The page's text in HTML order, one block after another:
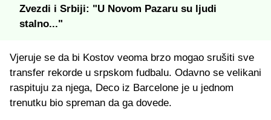
Zvezdi i Srbiji: "U Novom Pazaru su ljudi
stalno..."
Vjeruje se da bi Kostov veoma brzo mogao srušiti sve
transfer rekorde u srpskom fudbalu. Odavno se velikani
raspituju za njega, Deco iz Barcelone je u jednom
trenutku bio spreman da ga dovede.